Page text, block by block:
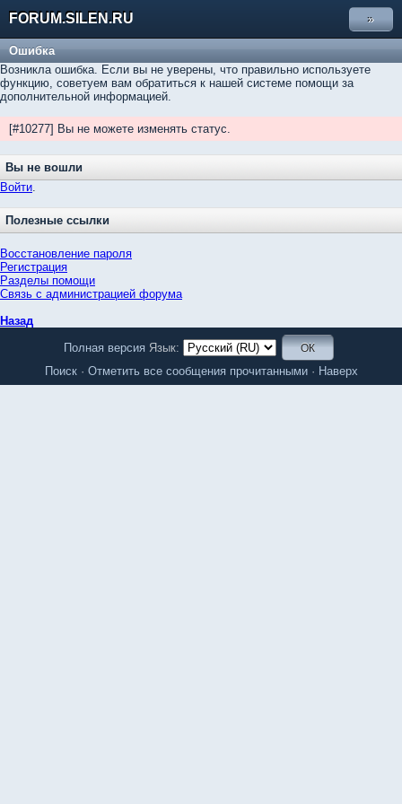
FORUM.SILEN.RU »
Ошибка
Возникла ошибка. Если вы не уверены, что правильно используете
функцию, советуем вам обратиться к нашей системе помощи за
дополнительной информацией.
[#10277] Вы не можете изменять статус.
Вы не вошли
Войти.
Полезные ссылки
Восстановление пароля
Регистрация
Разделы помощи
Связь с администрацией форума
Назад
Полная версия Язык:
Поиск· Отметить все сообщения прочитанными· Наверх